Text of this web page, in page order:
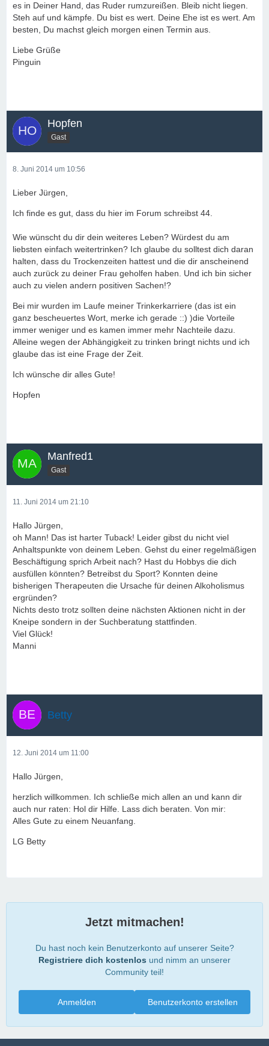
es in Deiner Hand, das Ruder rumzureißen. Bleib nicht liegen.
Steh auf und kämpfe. Du bist es wert. Deine Ehe ist es wert. Am
besten, Du machst gleich morgen einen Termin aus.
Liebe Grüße
Pinguin
Hopfen
Gast
8. Juni 2014 um 10:56
Lieber Jürgen,
Ich finde es gut, dass du hier im Forum schreibst 44.
Wie wünscht du dir dein weiteres Leben? Würdest du am
liebsten einfach weitertrinken? Ich glaube du solltest dich daran
halten, dass du Trockenzeiten hattest und die dir anscheinend
auch zurück zu deiner Frau geholfen haben. Und ich bin sicher
auch zu vielen andern positiven Sachen!?
Bei mir wurden im Laufe meiner Trinkerkarriere (das ist ein
ganz bescheuertes Wort, merke ich gerade ::) )die Vorteile
immer weniger und es kamen immer mehr Nachteile dazu.
Alleine wegen der Abhängigkeit zu trinken bringt nichts und ich
glaube das ist eine Frage der Zeit.
Ich wünsche dir alles Gute!
Hopfen
Manfred1
Gast
11. Juni 2014 um 21:10
Hallo Jürgen,
oh Mann! Das ist harter Tuback! Leider gibst du nicht viel
Anhaltspunkte von deinem Leben. Gehst du einer regelmäßigen
Beschäftigung sprich Arbeit nach? Hast du Hobbys die dich
ausfüllen könnten? Betreibst du Sport? Konnten deine
bisherigen Therapeuten die Ursache für deinen Alkoholismus
ergründen?
Nichts desto trotz sollten deine nächsten Aktionen nicht in der
Kneipe sondern in der Suchberatung stattfinden.
Viel Glück!
Manni
Betty
12. Juni 2014 um 11:00
Hallo Jürgen,
herzlich willkommen. Ich schließe mich allen an und kann dir
auch nur raten: Hol dir Hilfe. Lass dich beraten. Von mir:
Alles Gute zu einem Neuanfang.
LG Betty
Jetzt mitmachen!
Du hast noch kein Benutzerkonto auf unserer Seite?
Registriere dich kostenlos und nimm an unserer
Community teil!
Benutzerkonto erstellen
Anmelden